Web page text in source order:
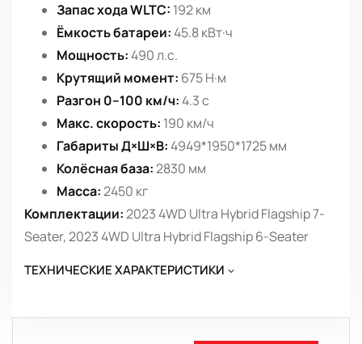
Запас хода WLTC: 192 км
Ёмкость батареи: 45.8 кВт·ч
Мощность: 490 л.с.
Крутящий момент: 675 Н·м
Разгон 0–100 км/ч: 4.3 с
Макс. скорость: 190 км/ч
Габариты Д×Ш×В: 4949*1950*1725 мм
Колёсная база:2830 мм
Масса:2450 кг
Комплектации:2023 4WD Ultra Hybrid Flagship 7-
Seater, 2023 4WD Ultra Hybrid Flagship 6-Seater
ТЕХНИЧЕСКИЕ ХАРАКТЕРИСТИКИ